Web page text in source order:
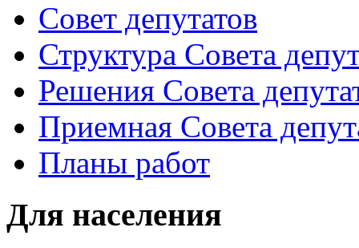
Совет депутатов
Структура Совета
Решения Совета
Приемная Совета
Планы работ
Для населения